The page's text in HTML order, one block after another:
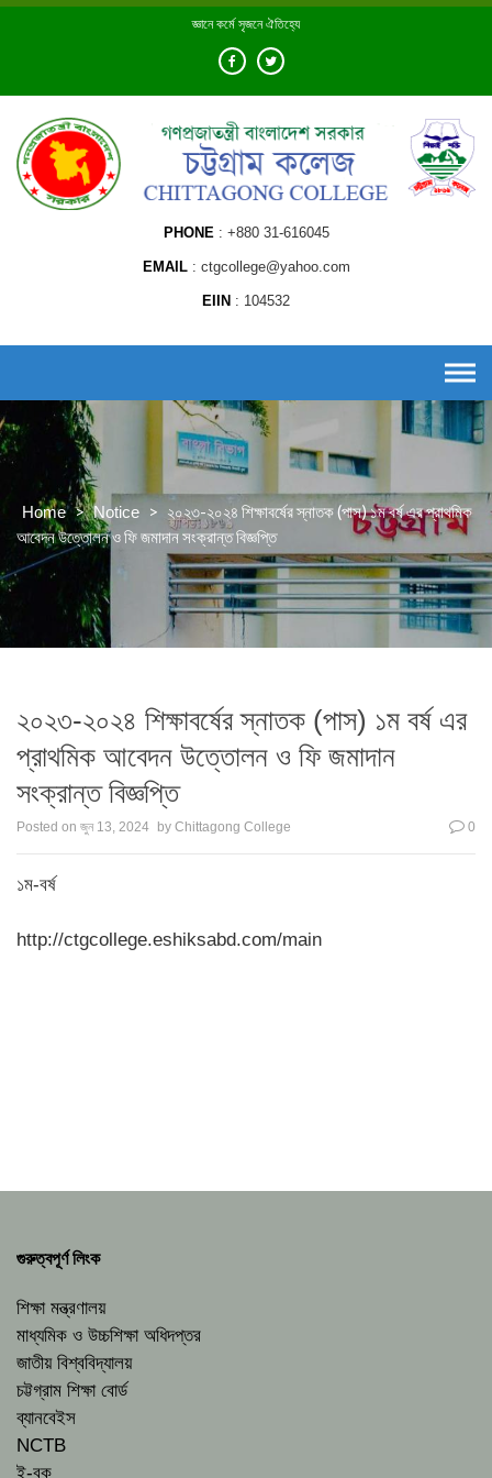
Skip
জ্ঞানে কর্মে সৃজনে ঐতিহ্যে
PHONE +880 31-616045
EMAIL ctgcollege@yahoo.com
EIIN 104532
Home > Notice > ২০২৩-২০২৪ শিক্ষাবর্ষের স্নাতক (পাস) ১ম বর্ষ এর প্রাথমিক
আবেদন উত্তোলন ও ফি জমাদান সংক্রান্ত বিজ্ঞপ্তি
২০২৩-২০২৪ শিক্ষাবর্ষের স্নাতক (পাস) ১ম বর্ষ এর
প্রাথমিক আবেদন উত্তোলন ও ফি জমাদান
সংক্রান্ত বিজ্ঞপ্তি
Posted on জুন 13, 2024 by Chittagong College 0
১ম-বর্ষ
http://ctgcollege.eshiksabd.com/main
গুরুত্বপূর্ণ লিংক
শিক্ষা মন্ত্রণালয়
মাধ্যমিক ও উচ্চশিক্ষা অধিদপ্তর
জাতীয় বিশ্ববিদ্যালয়
চট্টগ্রাম শিক্ষা বোর্ড
ব্যানবেইস
NCTB
ই-বুক